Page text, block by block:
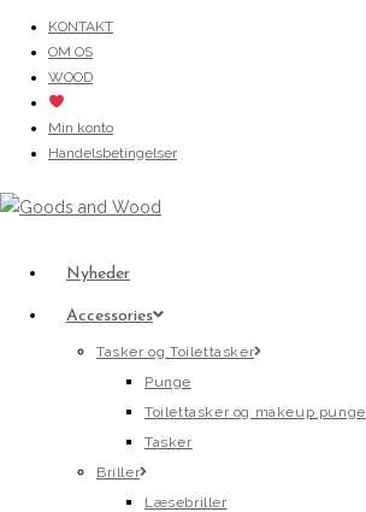
content
KONTAKT
OM OS
WOOD
Min konto
Handelsbetingelser
Nyheder
Accessories
Tasker og Toilettasker
Punge
Toilettasker og makeup punge
Tasker
Briller
Læsebriller